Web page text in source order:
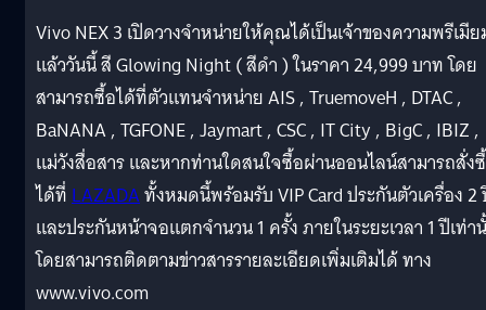
Vivo NEX 3 เปิดวางจำหน่ายให้คุณได้เป็นเจ้าของความพรีเมี
แล้ววันนี้ สี Glowing Night ( สีดำ ) ในราคา 24,999 บาท โดย
สามารถซื้อได้ที่ตัวแทนจำหน่าย AIS , TruemoveH , DTAC ,
BaNANA , TGFONE , Jaymart , CSC , IT City , BigC , IBIZ ,
แม่วังสื่อสาร และหากท่านใดสนใจซื้อผ่านออนไลน์สามารถสั่ง
ได้ที่LAZADAทั้งหมดนี้พร้อมรับ VIP Card ประกันตัวเครื่อง 2
และประกันหน้าจอแตกจำนวน 1 ครั้ง ภายในระยะเวลา 1 ปีเท่า
โดยสามารถติดตามข่าวสารรายละเอียดเพิ่มเติมได้ ทาง
www.vivo.com